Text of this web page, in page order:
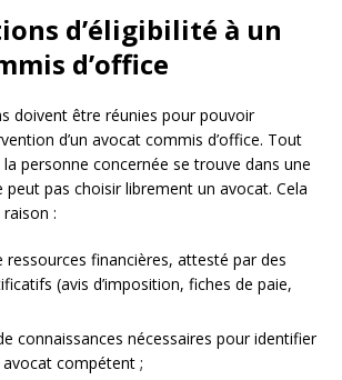
d’éligibilité à un
d’office
doivent être réunies pour pouvoir
d’un avocat commis d’office. Tout
la personne concernée se trouve dans une
pas choisir librement un avocat. Cela
:
ressources financières, attesté par des
(avis d’imposition, fiches de paie,
connaissances nécessaires pour identifier
compétent ;